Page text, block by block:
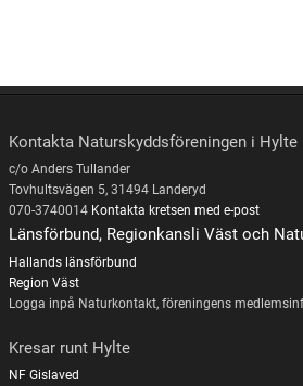
Kontakta Naturskyddsföreningen i Hylte
c/o Anders Tullander
Tovhultsvägen 5, 31494 Landeryd
070-3740014 Kontakta kretsen med e-post
Länsförbund, Regionkansli Väst och
Hallands länsförbund
Region Väst
Logga inpå Naturkontakt, föreningens
Kresar runt Hylte
NF Gislaved